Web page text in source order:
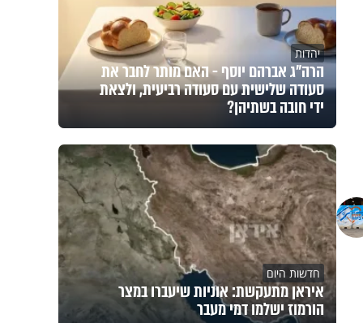
יהדות
הרה"ג אברהם יוסף - האם מותר לחבר את
סעודה שלישית עם סעודה רביעית, ולצאת
ידי חובה בשתיהן?
חדשות היום
איראן מתעקשת: אוניות שיעברו במצר
הורמוז ישלמו דמי מעבר